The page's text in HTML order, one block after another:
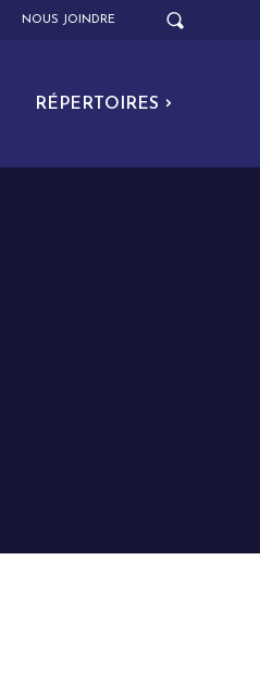
NOUS JOINDRE
RÉPERTOIRES